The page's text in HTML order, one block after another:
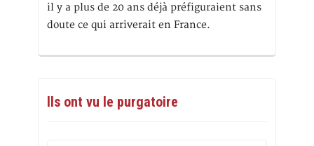
il y a plus de 20 ans déjà préfiguraient sans
doute ce qui arriverait en France.
Ils ont vu le purgatoire